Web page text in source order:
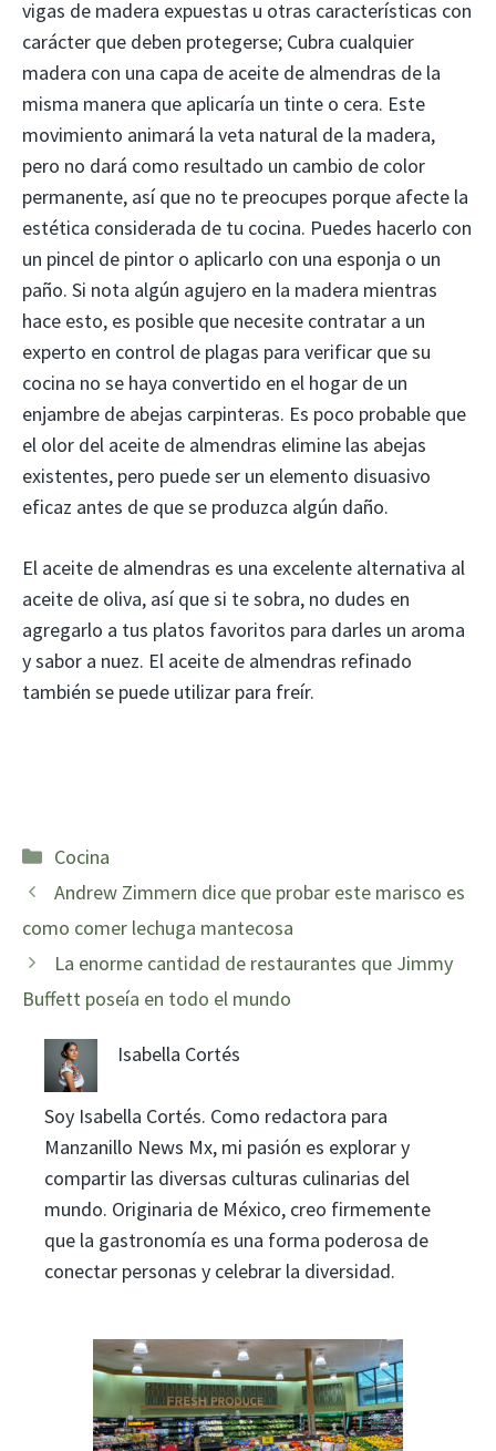
vigas de madera expuestas u otras características con
carácter que deben protegerse; Cubra cualquier
madera con una capa de aceite de almendras de la
misma manera que aplicaría un tinte o cera. Este
movimiento animará la veta natural de la madera,
pero no dará como resultado un cambio de color
permanente, así que no te preocupes porque afecte la
estética considerada de tu cocina. Puedes hacerlo con
un pincel de pintor o aplicarlo con una esponja o un
paño. Si nota algún agujero en la madera mientras
hace esto, es posible que necesite contratar a un
experto en control de plagas para verificar que su
cocina no se haya convertido en el hogar de un
enjambre de abejas carpinteras. Es poco probable que
el olor del aceite de almendras elimine las abejas
existentes, pero puede ser un elemento disuasivo
eficaz antes de que se produzca algún daño.
El aceite de almendras es una excelente alternativa al
aceite de oliva, así que si te sobra, no dudes en
agregarlo a tus platos favoritos para darles un aroma
y sabor a nuez. El aceite de almendras refinado
también se puede utilizar para freír.
Categorías
Cocina
Andrew Zimmern dice que probar este marisco es
como comer lechuga mantecosa
La enorme cantidad de restaurantes que Jimmy
Buffett poseía en todo el mundo
Isabella Cortés
Soy Isabella Cortés. Como redactora para
Manzanillo News Mx, mi pasión es explorar y
compartir las diversas culturas culinarias del
mundo. Originaria de México, creo firmemente
que la gastronomía es una forma poderosa de
conectar personas y celebrar la diversidad.